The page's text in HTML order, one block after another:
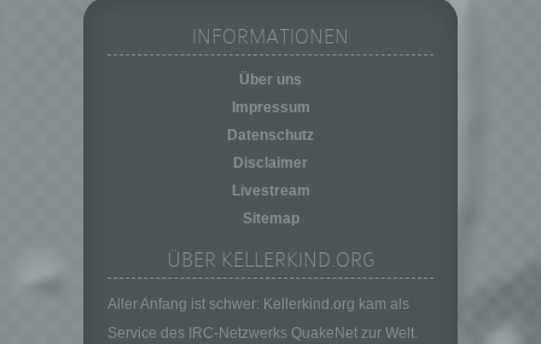
INFORMATIONEN
Über uns
Impressum
Datenschutz
Disclaimer
Livestream
Sitemap
ÜBER KELLERKIND.ORG
Aller Anfang ist schwer: Kellerkind.org kam als
Service des IRC-Netzwerks QuakeNet zur Welt.
personenbezogener Daten in einer Weise,
auf welche die personenbezogenen Daten
ohne Hinzuziehung zusätzlicher
Informationen nicht mehr einer spezifischen
Informationen gesondert aufbewahrt werden
und technischen und organisatorischen
Maßnahmen unterliegen, die gewährleisten,
einer identifizierten oder identifizierbaren
g) Verantwortlicher oder für die Verarbeitung